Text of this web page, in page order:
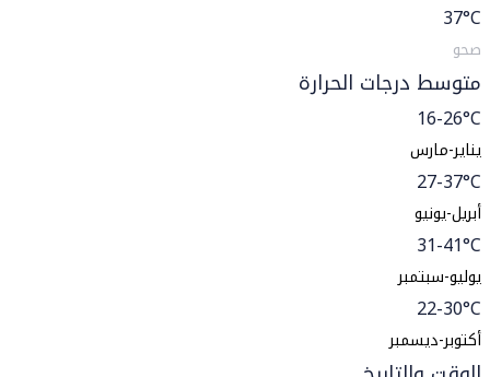
37°C
صحو
متوسط درجات الحرارة
16-26°C
يناير-مارس
27-37°C
أبريل-يونيو
31-41°C
يوليو-سبتمبر
22-30°C
أكتوبر-ديسمبر